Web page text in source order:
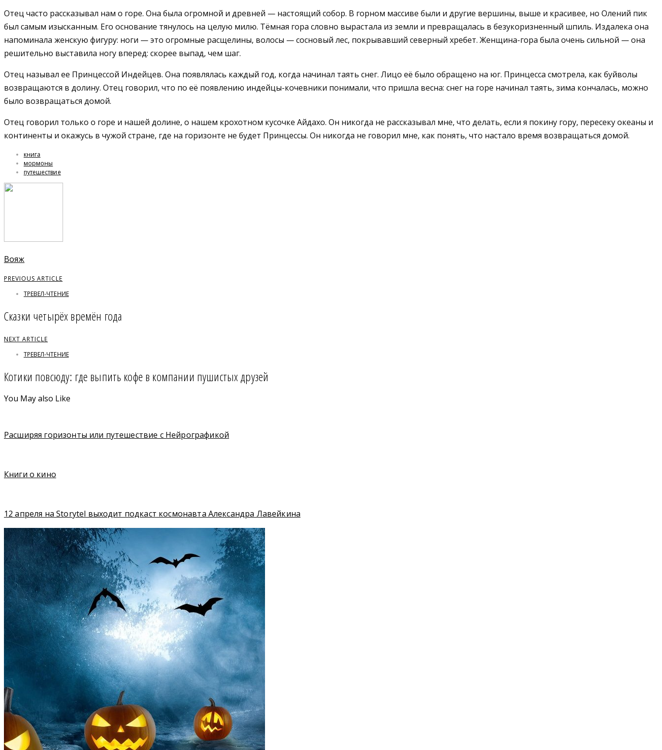
Отец часто рассказывал нам о горе. Она была огромной и древней — настоящий собор. В горном массиве были и другие вершины, выше и красивее, но Олений пик
был самым изысканным. Его основание тянулось на целую милю. Тёмная гора словно вырастала из земли и превращалась в безукоризненный шпиль. Издалека она
напоминала женскую фигуру: ноги — это огромные расщелины, волосы — сосновый лес, покрывавший северный хребет. Женщина-гора была очень сильной — она
решительно выставила ногу вперед: скорее выпад, чем шаг.
Отец называл ее Принцессой Индейцев. Она появлялась каждый год, когда начинал таять снег. Лицо её было обращено на юг. Принцесса смотрела, как буйволы
возвращаются в долину. Отец говорил, что по её появлению индейцы-кочевники понимали, что пришла весна: снег на горе начинал таять, зима кончалась, можно
было возвращаться домой.
Отец говорил только о горе и нашей долине, о нашем крохотном кусочке Айдахо. Он никогда не рассказывал мне, что делать, если я покину гору, пересеку океаны и
континенты и окажусь в чужой стране, где на горизонте не будет Принцессы. Он никогда не говорил мне, как понять, что настало время возвращаться домой.
книга
мормоны
путешествие
Вояж
PREVIOUS ARTICLE
ТРЕВЕЛ-ЧТЕНИЕ
Сказки четырёх времён года
NEXT ARTICLE
ТРЕВЕЛ-ЧТЕНИЕ
Котики повсюду: где выпить кофе в компании пушистых друзей
You May also Like
Расширяя горизонты или путешествие с Нейрографикой
Книги о кино
12 апреля на Storytel выходит подкаст космонавта Александра Лавейкина